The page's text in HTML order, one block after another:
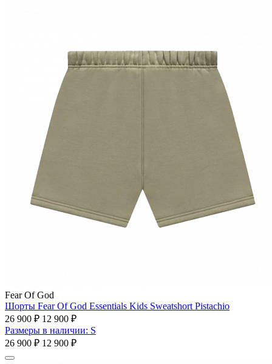
Fear Of God
Шорты Fear Of God Essentials Kids Sweatshort Pistachio
26 900 ₽ 12 900 ₽
Размеры в наличии: S
26 900 ₽ 12 900 ₽